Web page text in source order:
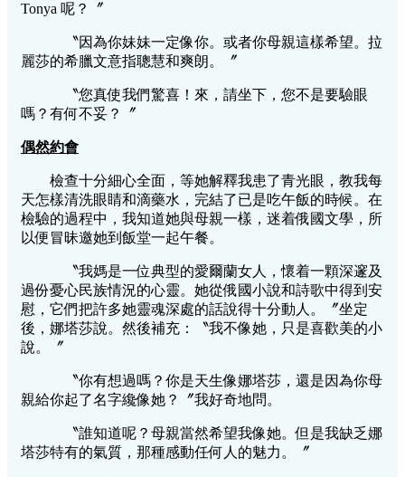
Tonya 呢？〞
〝因為你妹妹一定像你。或者你母親這樣希望。拉
麗莎的希臘文意指聰慧和爽朗。〞
〝您真使我們驚喜！來，請坐下，您不是要驗眼
嗎？有何不妥？〞
偶然約會
檢查十分細心全面，等她解釋我患了青光眼，教我每
天怎樣清洗眼睛和滴藥水，完結了已是吃午飯的時候。在
檢驗的過程中，我知道她與母親一樣，迷着俄國文學，所
以便冒昧邀她到飯堂一起午餐。
〝我媽是一位典型的愛爾蘭女人，懷着一顆深邃及
過份憂心民族情況的心靈。她從俄國小說和詩歌中得到安
慰，它們把許多她靈魂深處的話說得十分動人。〞坐定
後，娜塔莎說。然後補充：〝我不像她，只是喜歡美的小
說。〞
〝你有想過嗎？你是天生像娜塔莎，還是因為你母
親給你起了名字纔像她？〞我好奇地問。
〝誰知道呢？母親當然希望我像她。但是我缺乏娜
塔莎特有的氣質，那種感動任何人的魅力。〞